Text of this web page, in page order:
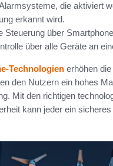
die aktiviert
erkannt wird.
Steuerung über
über alle Geräte an
Technologien erhöhen
den Nutzern ein hohes
Mit den richtigen
kann jeder ein